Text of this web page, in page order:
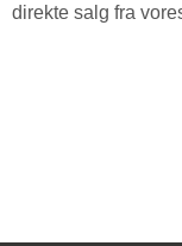
direkte salg fra